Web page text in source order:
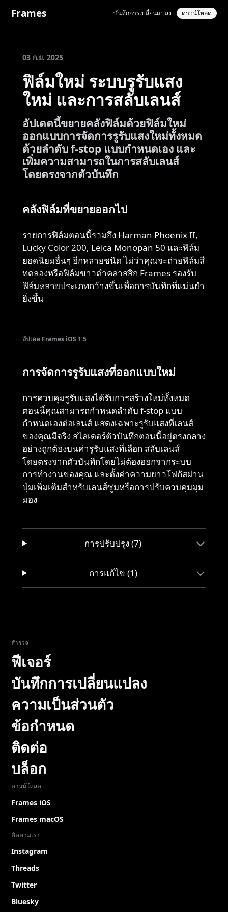
Frames บันทึกการเปลี่ยนแปลง ดาวน์โหลด
03 ก.ย. 2025
ฟิล์มใหม่ ระบบรูรับแสง
ใหม่ และการสลับเลนส์
อัปเดตนี้ขยายคลังฟิล์มด้วยฟิล์มใหม่
ออกแบบการจัดการรูรับแสงใหม่ทั้งหมด
ด้วยลำดับ f-stop แบบกำหนดเอง และ
เพิ่มความสามารถในการสลับเลนส์
โดยตรงจากตัวบันทึก
คลังฟิล์มที่ขยายออกไป
รายการฟิล์มตอนนี้รวมถึง Harman Phoenix II,
Lucky Color 200, Leica Monopan 50 และฟิล์ม
ยอดนิยมอื่นๆ อีกหลายชนิด ไม่ว่าคุณจะถ่ายฟิล์มสี
ทดลองหรือฟิล์มขาวดำคลาสสิก Frames รองรับ
ฟิล์มหลายประเภทกว้างขึ้นเพื่อการบันทึกที่แม่นยำ
ยิ่งขึ้น
อัปเดต Frames iOS 1.5
การจัดการรูรับแสงที่ออกแบบใหม่
การควบคุมรูรับแสงได้รับการสร้างใหม่ทั้งหมด
ตอนนี้คุณสามารถกำหนดลำดับ f-stop แบบ
กำหนดเองต่อเลนส์ แสดงเฉพาะรูรับแสงที่เลนส์
ของคุณมีจริง สไลเดอร์ตัวบันทึกตอนนี้อยู่ตรงกลาง
อย่างถูกต้องบนค่ารูรับแสงที่เลือก สลับเลนส์
โดยตรงจากตัวบันทึกโดยไม่ต้องออกจากระบบ
การทำงานของคุณ และตั้งค่าความยาวโฟกัสผ่าน
ปุ่มเพิ่มเติมสำหรับเลนส์ซูมหรือการปรับควบคุมมุม
มอง
การปรับปรุง (7)
การแก้ไข (1)
สำรวจ
ฟีเจอร์
บันทึกการเปลี่ยนแปลง
ความเป็นส่วนตัว
ข้อกำหนด
ติดต่อ
บล็อก
ดาวน์โหลด
Frames iOS
Frames macOS
ติดตามเรา
Instagram
Threads
Twitter
Bluesky